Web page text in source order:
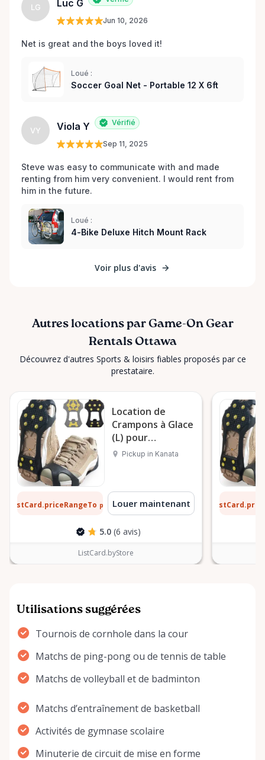
🏐🏒⛷️🚴
LG Luc G
Jun 10, 2026
Net is great and the boys loved it!
Loué :
Soccer Goal Net - Portable 12 X 6ft
VY Viola Y Vérifié
Sep 11, 2025
Steve was easy to communicate with and made
renting from him very convenient. I would rent from
him in the future.
Loué :
4-Bike Deluxe Hitch Mount Rack
Voir plus d'avis
Autres locations par Game-On Gear
Rentals Ottawa
Découvrez d'autres Sports & loisirs fiables proposés par ce
prestataire.
Location de
Crampons à Glace
(L) pour
Aventures
Pickup in Kanata
ListCard.priceRangeTo par jourLouer maintenant
5.0 (6 avis)
ListCard.byStore
Utilisations suggérées
Tournois de cornhole dans la cour
Matchs de ping-pong ou de tennis de table
Matchs de volleyball et de badminton
Matchs d’entraînement de basketball
Activités de gymnase scolaire
Minuterie de circuit de mise en forme